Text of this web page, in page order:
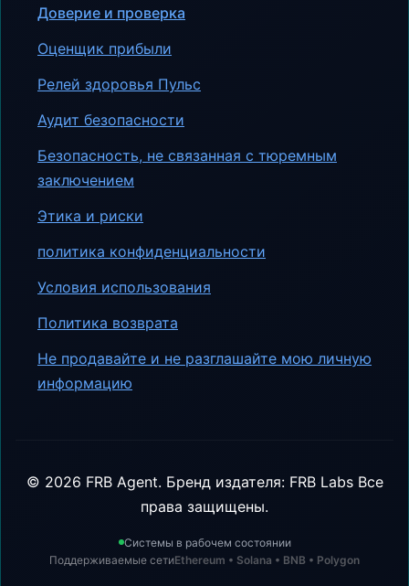
Доверие и проверка
Оценщик прибыли
Релей здоровья Пульс
Аудит безопасности
Безопасность, не связанная с тюремным
заключением
Этика и риски
политика конфиденциальности
Условия использования
Политика возврата
Не продавайте и не разглашайте мою личную
информацию
© 2026 FRB Agent. Бренд издателя: FRB Labs Все
права защищены.
Системы в рабочем состоянии
Поддерживаемые сетиEthereum • Solana • BNB • Polygon